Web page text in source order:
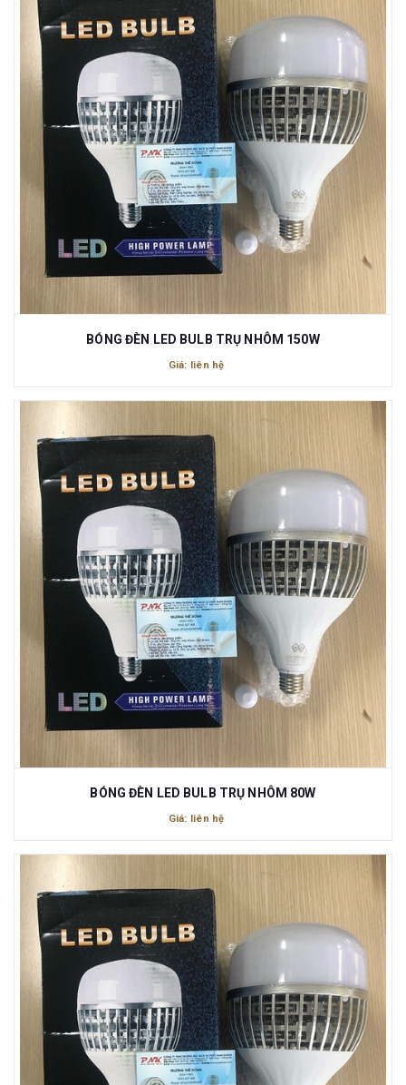
BÓNG ĐÈN LED BULB TRỤ NHÔM 150W
Giá: liên hệ
BÓNG ĐÈN LED BULB TRỤ NHÔM 80W
Giá: liên hệ